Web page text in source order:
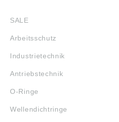
SALE
Arbeitsschutz
Industrietechnik
Antriebstechnik
O-Ringe
Wellendichtringe